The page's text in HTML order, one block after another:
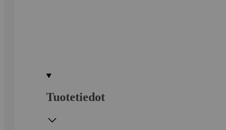
Tuotetiedot